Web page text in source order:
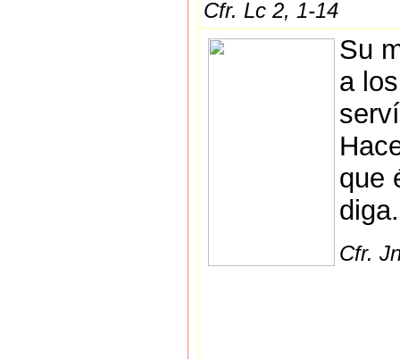
Cfr. Lc 2, 1-14
Su
a
que
diga.
Cfr.